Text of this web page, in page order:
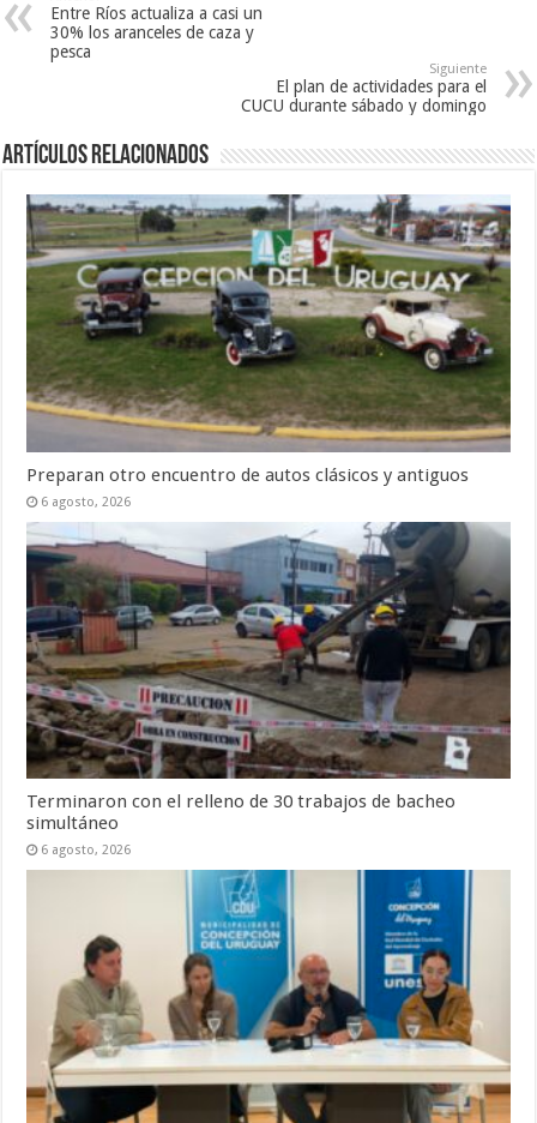
Entre Ríos actualiza a casi un
30% los aranceles de caza y
pesca
Siguiente
El plan de actividades para el
CUCU durante sábado y domingo
Artículos Relacionados
Preparan otro encuentro de autos clásicos y antiguos
6 agosto, 2026
Terminaron con el relleno de 30 trabajos de bacheo
simultáneo
6 agosto, 2026